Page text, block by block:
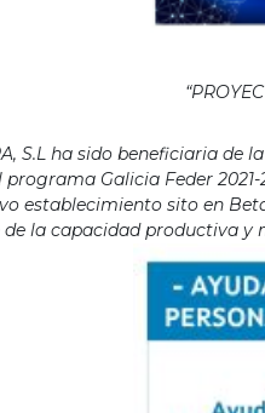
S.L ha sido beneficiaria
Galicia Feder 2021-
establecimiento sito en
la capacidad productiva y